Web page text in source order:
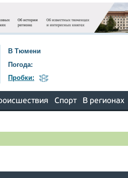
В Тюмени
Погода:
Пробки:
Спорт В регионах